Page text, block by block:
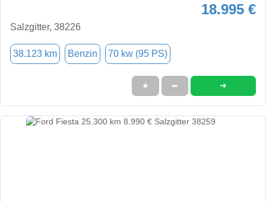
18.995 €
Salzgitter, 38226
38.123 km Benzin 70 kw (95 PS)
★ ➦ ➜